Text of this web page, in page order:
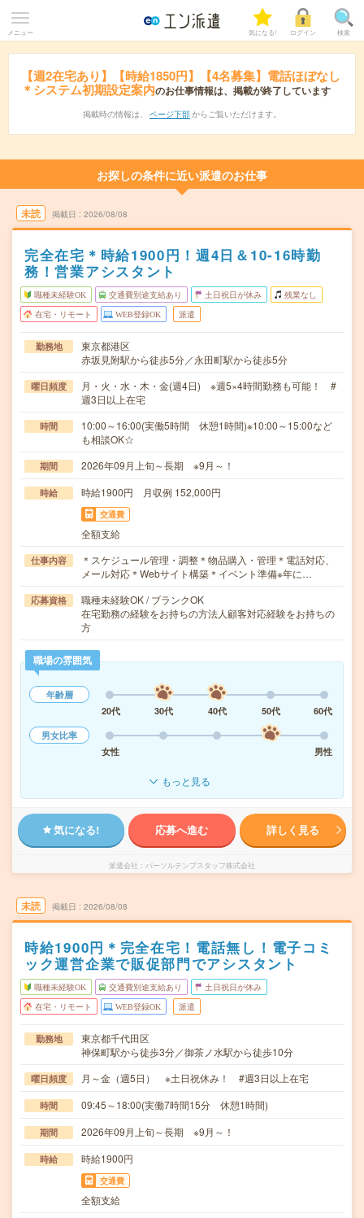
メニュー 気になる! ログイン 検索
【週2在宅あり】【時給1850円】【4名募集】電話ほぼなし
＊システム初期設定案内のお仕事情報は、掲載が終了しています
掲載時の情報は、 ページ下部 からご覧いただけます。
お探しの条件に近い派遣のお仕事
未読 掲載日 2026/08/08
完全在宅＊時給1900円！週4日＆10-16時勤
務！営業アシスタント
職種未経験OK 交通費別途支給あり 土日祝日が休み 残業なし
在宅・リモート WEB登録OK 派遣
勤務地
東京都港区
赤坂見附駅から徒歩5分／永田町駅から徒歩5分
曜日頻度
月・火・水・木・金(週4日) ※週5×4時間勤務も可能！ #
週3日以上在宅
時間
10:00～16:00(実働5時間 休憩1時間)※10:00～15:00など
も相談OK☆
期間 2026年09月上旬～長期 ※9月～！
時給 時給1900円 月収例 152,000円
交通費
全額支給
仕事内容
＊スケジュール管理・調整＊物品購入・管理＊電話対応、
メール対応＊Webサイト構築＊イベント準備※年に…
応募資格
職種未経験OK / ブランクOK
在宅勤務の経験をお持ちの方法人顧客対応経験をお持ちの
方
職場の雰囲気
年齢層
20代
30代 40代 50代
60代
男女比率
女性
男性
もっと見る
気になる! 応募へ進む 詳しく見る
派遣会社 パーソルテンプスタッフ株式会社
未読 掲載日 2026/08/08
時給1900円＊完全在宅！電話無し！電子コミ
ック運営企業で販促部門でアシスタント
職種未経験OK 交通費別途支給あり 土日祝日が休み
在宅・リモート WEB登録OK 派遣
勤務地
東京都千代田区
神保町駅から徒歩3分／御茶ノ水駅から徒歩10分
曜日頻度 月～金（週5日） ※土日祝休み！ #週3日以上在宅
時間 09:45～18:00(実働7時間15分 休憩1時間)
期間 2026年09月上旬～長期 ※9月～！
時給 時給1900円
交通費
全額支給